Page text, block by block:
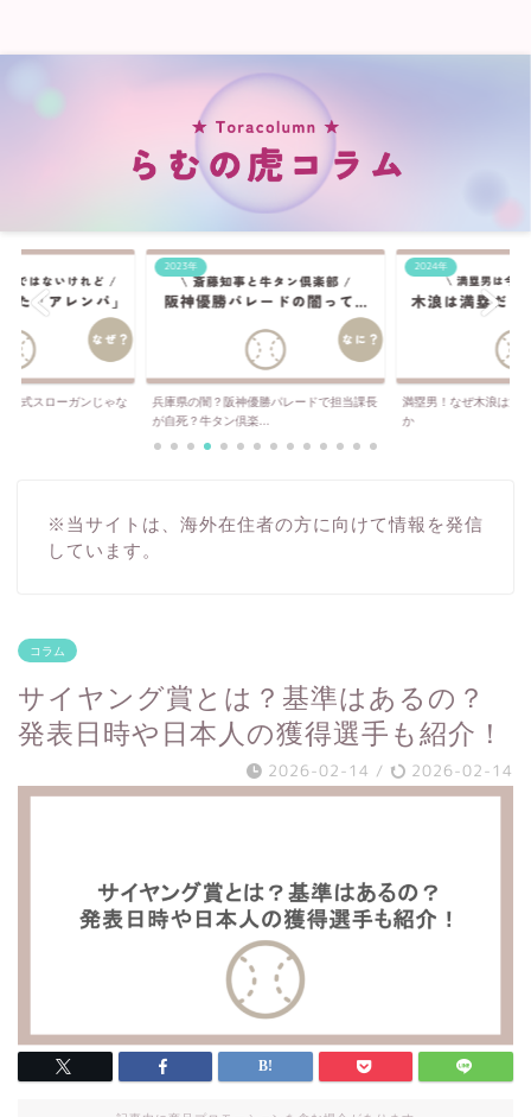
公式スローガンじゃな
2023年
兵庫県の闇？阪神優勝パレードで担当課長
が自死？牛タン倶楽...
2024年
満塁男！なぜ木浪は満
か
※当サイトは、海外在住者の方に向けて情報を発信
しています。
コラム
サイヤング賞とは？基準はあるの？
発表日時や日本人の獲得選手も紹介！
2026-02-14 / 2026-02-14